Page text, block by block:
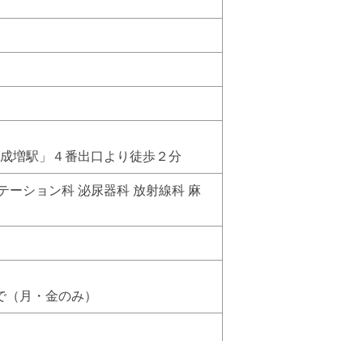
増駅」４番出口より徒歩２分
ーション科 泌尿器科 放射線科 麻
月・金のみ）